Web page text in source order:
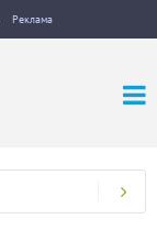
Реклама